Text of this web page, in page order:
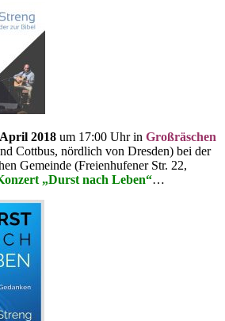
2018 um 17:00 Uhr in Großräschen
Cottbus, nördlich von Dresden) bei der
Gemeinde (Freienhufener Str. 22,
„Durst nach Leben“…